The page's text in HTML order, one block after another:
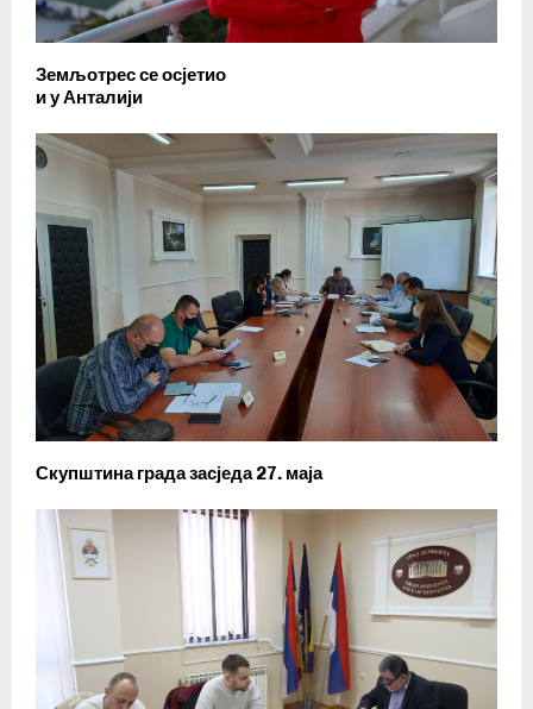
Земљотрес се осјетио
и у Анталији
Скупштина града засједа 27. маја